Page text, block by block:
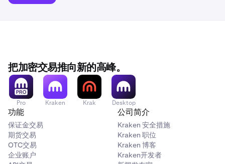
把加密交易推向新的高峰。
Pro Kraken Krak Desktop
功能
保证金交易
期货交易
OTC交易
企业账户
公司简介
Kraken 安全措施
Kraken 职位
Kraken 博客
Kraken开发者